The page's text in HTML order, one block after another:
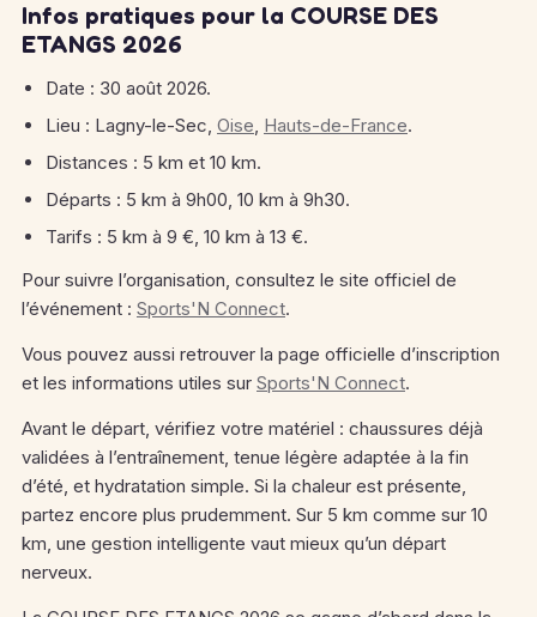
Infos pratiques pour la COURSE DES
ETANGS 2026
Date : 30 août 2026.
Lieu : Lagny-le-Sec, Oise, Hauts-de-France.
Distances : 5 km et 10 km.
Départs : 5 km à 9h00, 10 km à 9h30.
Tarifs : 5 km à 9 €, 10 km à 13 €.
Pour suivre l’organisation, consultez le site officiel de
l’événement : Sports'N Connect.
Vous pouvez aussi retrouver la page officielle d’inscription
et les informations utiles sur Sports'N Connect.
Avant le départ, vérifiez votre matériel : chaussures déjà
validées à l’entraînement, tenue légère adaptée à la fin
d’été, et hydratation simple. Si la chaleur est présente,
partez encore plus prudemment. Sur 5 km comme sur 10
km, une gestion intelligente vaut mieux qu’un départ
nerveux.